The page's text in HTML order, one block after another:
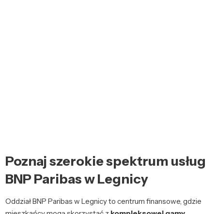
Poznaj szerokie spektrum usług
BNP Paribas w Legnicy
Oddział BNP Paribas w Legnicy to centrum finansowe, gdzie